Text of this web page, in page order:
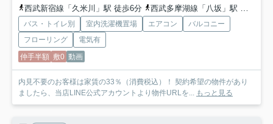
西武新宿線「久米川」駅 徒歩6分
西武多摩湖線「八坂」駅 徒歩6分
バス・トイレ別 室内洗濯機置場 エアコン
バルコニー
フローリング
電気有
仲手半額 敷0 動画
内見不要のお客様は家賃の33％（消費税込）！ 契約希望の物件があり
ましたら、当店LINE公式アカウントより物件URLを...
もっと見る